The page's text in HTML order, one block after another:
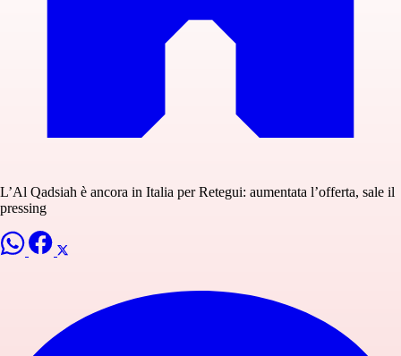
L’Al Qadsiah è ancora in Italia per Retegui: aumentata l’offerta, sale il
pressing